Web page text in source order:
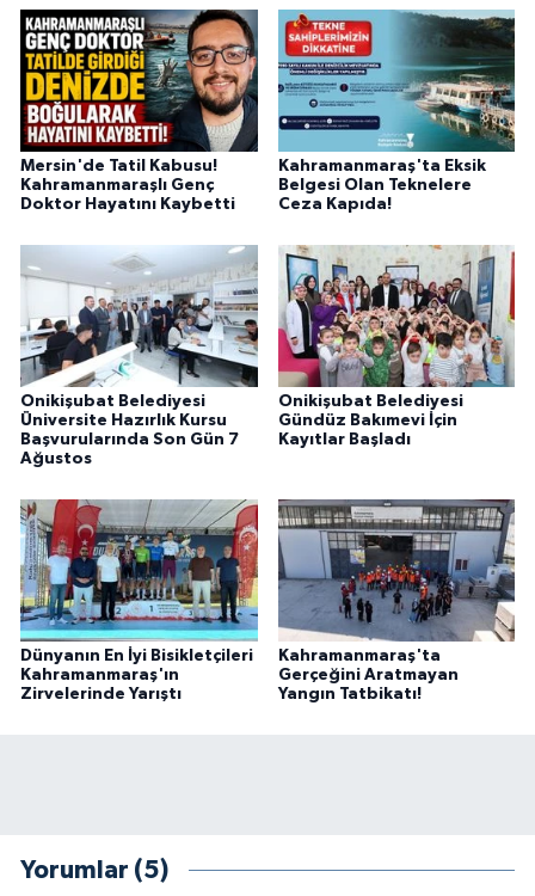
Mersin'de Tatil Kabusu!
Kahramanmaraşlı Genç
Doktor Hayatını Kaybetti
Kahramanmaraş'ta Eksik
Belgesi Olan Teknelere
Ceza Kapıda!
Onikişubat Belediyesi
Üniversite Hazırlık Kursu
Başvurularında Son Gün 7
Ağustos
Onikişubat Belediyesi
Gündüz Bakımevi İçin
Kayıtlar Başladı
Dünyanın En İyi Bisikletçileri
Kahramanmaraş'ın
Zirvelerinde Yarıştı
Kahramanmaraş'ta
Gerçeğini Aratmayan
Yangın Tatbikatı!
Yorumlar (5)